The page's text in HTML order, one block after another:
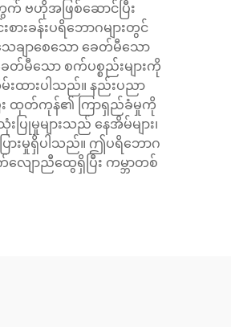
တွက် ဗဟိုအဖြစ်ဆောင်ပြီး
ခန်းပရိဘောဂများတွင်
ချာစေသော ခေတ်မီသော
တ်မီသော စက်ပစ္စည်းများကို
ထားပါသည်။ နည်းပညာ
ပြီး ထုတ်ကုန်၏ ကြာရှည်ခံမှုကို
မှုများသည် နေအိမ်များ၊
ြားမှုရှိပါသည်။ ဤပရိဘောဂ
ျောညီထွေရှိပြီး ကမ္ဘာတစ်